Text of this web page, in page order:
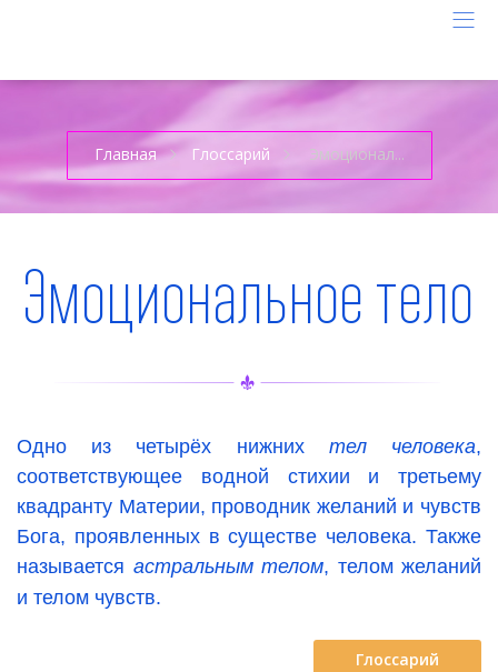
Главная Глоссарий Эмоционал...
Эмоциональное тело
Одно из четырёх нижних тел человека,
соответствующее водной стихии и третьему
квадранту Материи, проводник желаний и чувств
Бога, проявленных в существе человека. Также
называется астральным телом, телом желаний
и телом чувств.
Глоссарий